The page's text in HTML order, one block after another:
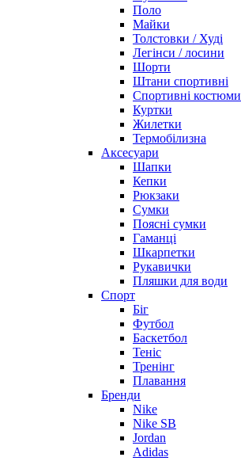
Поло
Майки
Толстовки / Худі
Легінси / лосини
Шорти
Штани спортивні
Спортивні костюми
Куртки
Жилетки
Термобілизна
Аксесуари
Шапки
Кепки
Рюкзаки
Сумки
Поясні сумки
Гаманці
Шкарпетки
Рукавички
Пляшки для води
Спорт
Біг
Футбол
Баскетбол
Теніс
Тренінг
Плавання
Бренди
Nike
Nike SB
Jordan
Adidas